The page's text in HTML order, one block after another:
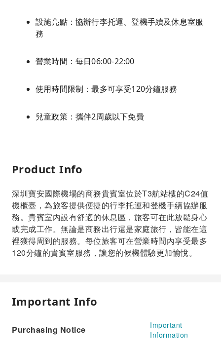
設施亮點：協辦行李托運、登機手續及休息室服
務
營業時間：每日06:00-22:00
使用時間限制：最多可享受120分鐘服務
兒童政策：攜伴2周歲以下免費
Product Info
深圳寶安國際機場的商務貴賓室位於T3航站樓的C24值
機櫃臺，為旅客提供便捷的行李托運和登機手續協辦服
務。貴賓室內設有舒適的休息區，旅客可在此放鬆身心
或完成工作。無論是商務出行還是家庭旅行，皆能在這
裡獲得周到的服務。每位旅客可在營業時間內享受最多
120分鐘的貴賓室服務，讓您的候機體驗更加愉悅。
Important Info
Purchasing Notice
Important
Information